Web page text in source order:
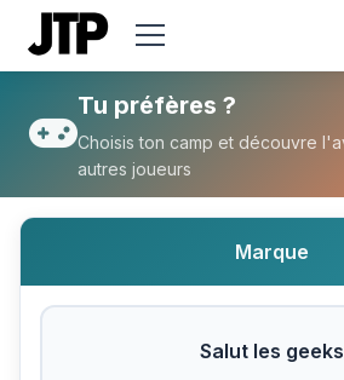
Tu préfères Salut les
Tu préfères ?
Choisis ton camp et découvre
autres joueurs
Marque
Salut les geeks